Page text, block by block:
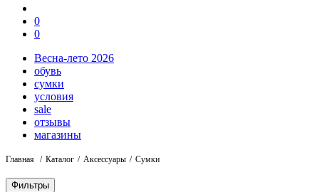
0
0
Весна-лето 2026
обувь
сумки
условия
sale
отзывы
магазины
Главная Каталог Аксессуары Сумки
Фильтры